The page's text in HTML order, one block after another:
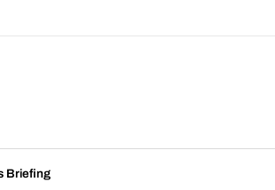
Briefing